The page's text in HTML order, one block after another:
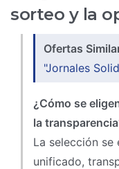
sorteo y la
Ofertas
"Jornales
¿Cómo se
la
La selección
unificado,